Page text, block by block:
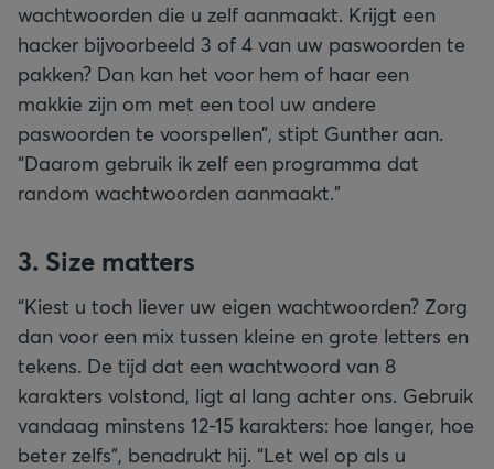
wachtwoorden die u zelf aanmaakt. Krijgt een
hacker bijvoorbeeld 3 of 4 van uw paswoorden te
pakken? Dan kan het voor hem of haar een
makkie zijn om met een tool uw andere
paswoorden te voorspellen”, stipt Gunther aan.
“Daarom gebruik ik zelf een programma dat
random wachtwoorden aanmaakt.”
3. Size matters
“Kiest u toch liever uw eigen wachtwoorden? Zorg
dan voor een mix tussen kleine en grote letters en
tekens. De tijd dat een wachtwoord van 8
karakters volstond, ligt al lang achter ons. Gebruik
vandaag minstens 12-15 karakters: hoe langer, hoe
beter zelfs”, benadrukt hij. “Let wel op als u